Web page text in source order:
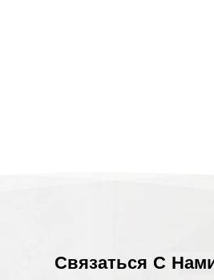
Связаться С